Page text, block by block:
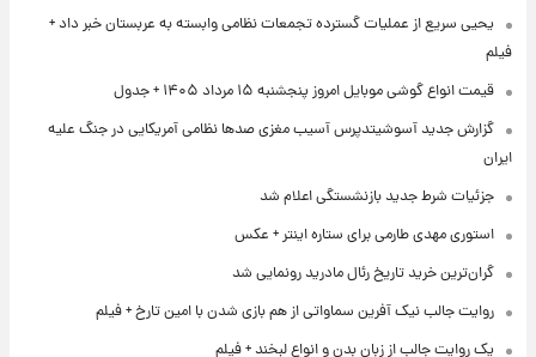
یحیی سریع از عملیات گسترده تجمعات نظامی وابسته به عربستان خبر داد +
فیلم
قیمت انواع گوشی موبایل امروز پنجشنبه ۱۵ مرداد ۱۴۰۵ + جدول
گزارش جدید آسوشیتدپرس آسیب مغزی صدها نظامی آمریکایی در جنگ علیه
ایران
جزئیات شرط جدید بازنشستگی اعلام شد
استوری مهدی طارمی برای ستاره اینتر + عکس
گران‌ترین خرید تاریخ رئال مادرید رونمایی شد
روایت جالب نیک آفرین سماواتی از هم بازی شدن با امین تارخ + فیلم
یک روایت جالب از زبان بدن و انواع لبخند + فیلم